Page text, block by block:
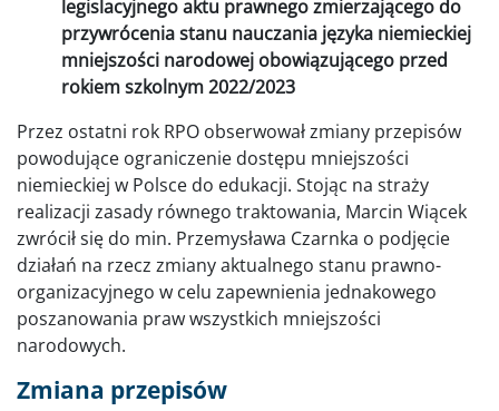
legislacyjnego aktu prawnego zmierzającego do
przywrócenia stanu nauczania języka niemieckiej
mniejszości narodowej obowiązującego przed
rokiem szkolnym 2022/2023
Przez ostatni rok RPO obserwował zmiany przepisów
powodujące ograniczenie dostępu mniejszości
niemieckiej w Polsce do edukacji. Stojąc na straży
realizacji zasady równego traktowania, Marcin Wiącek
zwrócił się do min. Przemysława Czarnka o podjęcie
działań na rzecz zmiany aktualnego stanu prawno-
organizacyjnego w celu zapewnienia jednakowego
poszanowania praw wszystkich mniejszości
narodowych.
Zmiana przepisów